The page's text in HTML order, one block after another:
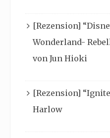
[Rezension]
Wonderland-
von Jun Hioki
[Rezension]
Harlow